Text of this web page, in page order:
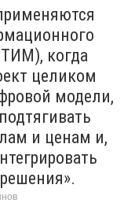
когда
целиком
модели,
и ценам и,